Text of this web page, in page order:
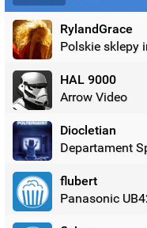
RylandGrace
Polskie sklepy
HAL 9000
Arrow Video
Diocletian
Departament
flubert
Panasonic